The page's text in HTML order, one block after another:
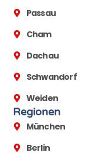
Passau
Cham
Dachau
Schwandorf
Weiden
Regionen
München
Berlin